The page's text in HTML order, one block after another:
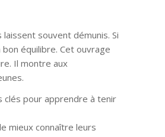
souvent démunis. Si
équilibre. Cet ouvrage
Il montre aux
clés pour apprendre à tenir
mieux connaître leurs